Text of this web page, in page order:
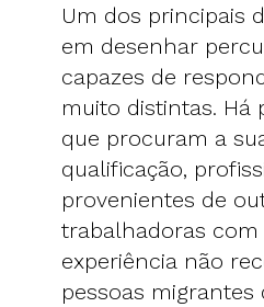
Um dos principais
em desenhar
capazes de
muito distintas. Há
que procuram a
qualificação,
provenientes de
trabalhadoras com
experiência não
pessoas migrantes